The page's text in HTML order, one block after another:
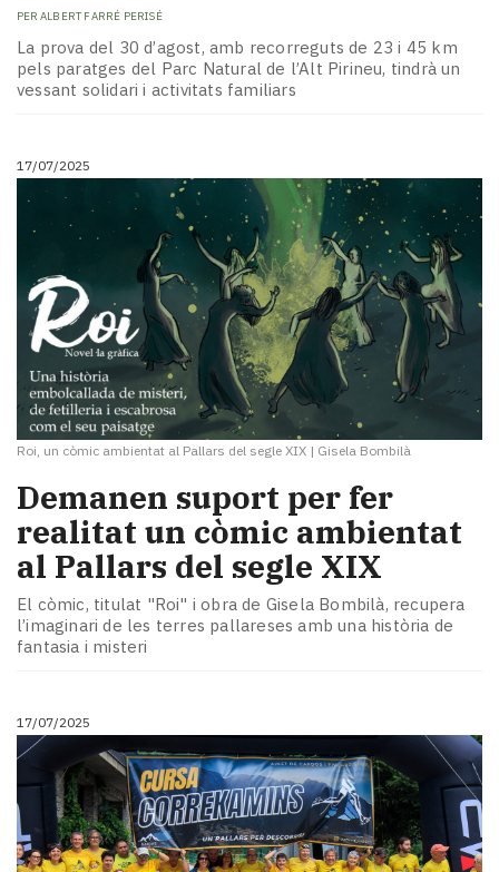
PER ALBERT FARRÉ PERISÉ
La prova del 30 d’agost, amb recorreguts de 23 i 45 km
pels paratges del Parc Natural de l’Alt Pirineu, tindrà un
vessant solidari i activitats familiars
17/07/2025
Roi, un còmic ambientat al Pallars del segle XIX | Gisela Bombilà
Demanen suport per fer
realitat un còmic ambientat
al Pallars del segle XIX
El còmic, titulat "Roi" i obra de Gisela Bombilà, recupera
l’imaginari de les terres pallareses amb una història de
fantasia i misteri
17/07/2025